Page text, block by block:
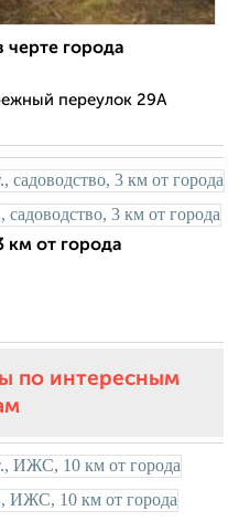
черте города
переулок 29А
км от города
по интересным